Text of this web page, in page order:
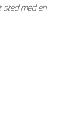
sted med en